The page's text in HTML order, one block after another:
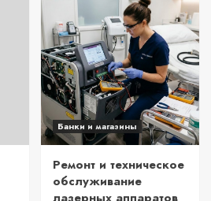
Банки и магазины
Ремонт и техническое
обслуживание